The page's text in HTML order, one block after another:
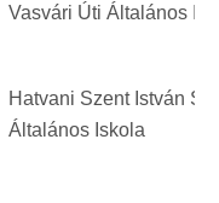
Vasvári Úti Általános
Hatvani Szent István
Általános Iskola